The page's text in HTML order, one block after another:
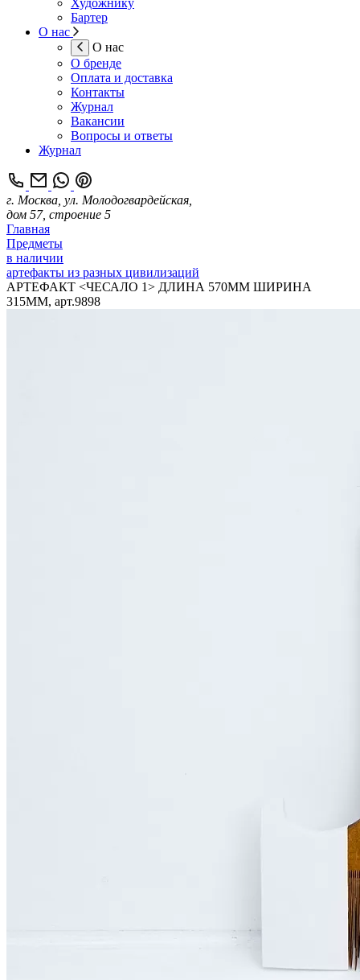
Художнику
Бартер
О нас
О нас
О бренде
Оплата и доставка
Контакты
Журнал
Вакансии
Вопросы и ответы
Журнал
г. Москва, ул. Молодогвардейская,
дом 57, строение 5
Главная
Предметы
в наличии
артефакты из разных цивилизаций
АРТЕФАКТ <ЧЕСАЛО 1> ДЛИНА 570ММ ШИРИНА
315ММ, арт.9898